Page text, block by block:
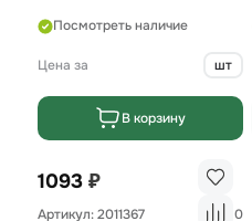
Посмотреть наличие
Цена за шт
В корзину
1093 ₽
Артикул: 2011367 0